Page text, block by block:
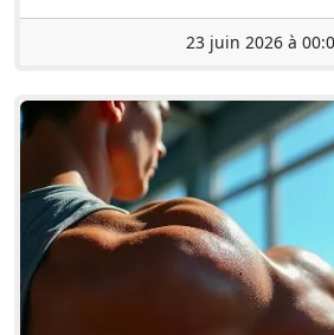
23 juin 2026 à